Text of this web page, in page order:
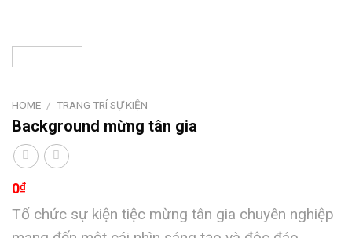
HOME / TRANG TRÍ SỰ KIỆN
Background mừng tân gia
0₫
Tổ chức sự kiện tiệc mừng tân gia chuyên nghiệp